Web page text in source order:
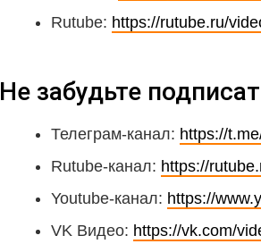
Rutube: https://rutube.ru/
Не забудьте
Телеграм-канал: https://
Rutube-канал: https://
Youtube-канал: https://
VK Видео: https://vk.com/